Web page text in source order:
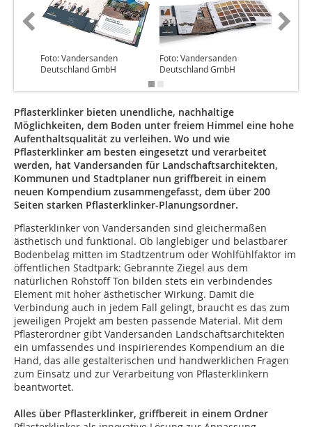
Foto: Vandersanden
Deutschland GmbH
Foto: Vandersanden
Deutschland GmbH
Pflasterklinker bieten unendliche, nachhaltige
Möglichkeiten, dem Boden unter freiem Himmel eine hohe
Aufenthaltsqualität zu verleihen. Wo und wie
Pflasterklinker am besten eingesetzt und verarbeitet
werden, hat Vandersanden für Landschaftsarchitekten,
Kommunen und Stadtplaner nun griffbereit in einem
neuen Kompendium zusammengefasst, dem über 200
Seiten starken Pflasterklinker-Planungsordner.
Pflasterklinker von Vandersanden sind gleichermaßen
ästhetisch und funktional. Ob langlebiger und belastbarer
Bodenbelag mitten im Stadtzentrum oder Wohlfühlfaktor im
öffentlichen Stadtpark: Gebrannte Ziegel aus dem
natürlichen Rohstoff Ton bilden stets ein verbindendes
Element mit hoher ästhetischer Wirkung. Damit die
Verbindung auch in jedem Fall gelingt, braucht es das zum
jeweiligen Projekt am besten passende Material. Mit dem
Pflasterordner gibt Vandersanden Landschaftsarchitekten
ein umfassendes und inspirierendes Kompendium an die
Hand, das alle gestalterischen und handwerklichen Fragen
zum Einsatz und zur Verarbeitung von Pflasterklinkern
beantwortet.
Alles über Pflasterklinker, griffbereit in einem Ordner